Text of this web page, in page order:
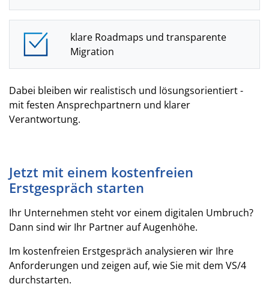
klare Roadmaps und transparente
Migration
Dabei bleiben wir realistisch und lösungsorientiert -
mit festen Ansprechpartnern und klarer
Verantwortung.
Jetzt mit einem kostenfreien
Erstgespräch starten
Ihr Unternehmen steht vor einem digitalen Umbruch?
Dann sind wir Ihr Partner auf Augenhöhe.
Im kostenfreien Erstgespräch analysieren wir Ihre
Anforderungen und zeigen auf, wie Sie mit dem VS/4
durchstarten.